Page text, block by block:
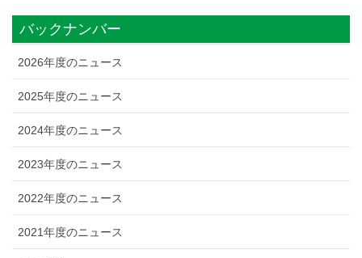
バックナンバー
2026年度のニュース
2025年度のニュース
2024年度のニュース
2023年度のニュース
2022年度のニュース
2021年度のニュース